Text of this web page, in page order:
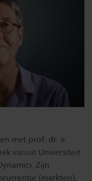
met prof. dr. ir.
vanuit Universiteit
Zijn
(markten),